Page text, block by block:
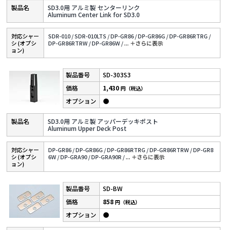
SD3.0用 アルミ製 センターリンク
Aluminum Center Link for SD3.0
対応シャー
シ (オプシ
ョン)
SDR-010 /SDR-010LTS /DP-GR86 /DP-GR86G /DP-GR86RTRG /
DP-GR86RTRW /DP-GR86W /... ＋さらに表⽰
SD-303S3
SD3.0用 アルミ製 アッパーデッキポスト
Aluminum Upper Deck Post
1,430円（税込）
●
対応シャー
シ (オプシ
ョン)
DP-GR86 /DP-GR86G /DP-GR86RTRG /DP-GR86RTRW /DP-GR8
6W /DP-GRA90 /DP-GRA90R /... ＋さらに表⽰
SD-BW
858円（税込）
●